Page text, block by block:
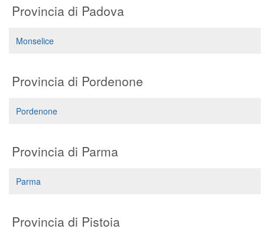
Provincia di Padova
Monselice
Provincia di Pordenone
Pordenone
Provincia di Parma
Parma
Provincia di Pistoia